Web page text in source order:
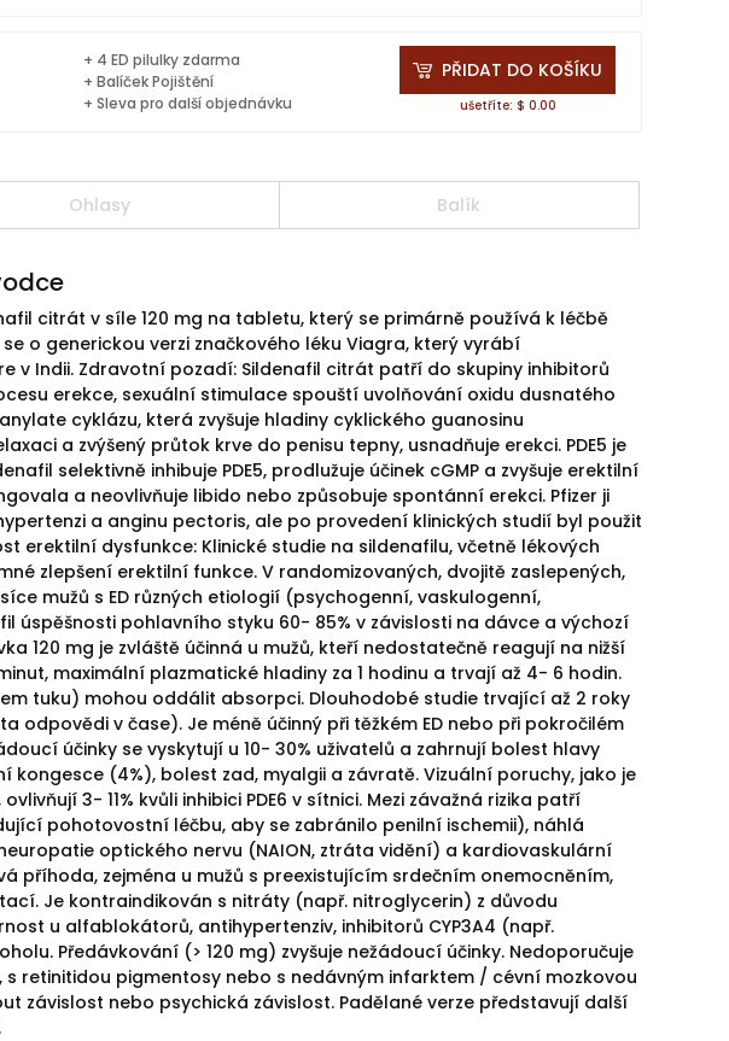
+ 4 ED pilulky zdarma
+ Balíček Pojištění
+ Sleva pro další objednávku
PŘIDAT DO KOŠÍKU
ušetříte: $ 0.00
Ohlasy Balík
citrát v síle 120 mg na tabletu, který se primárně používá k léčbě
o generickou verzi značkového léku Viagra, který vyrábí
v Indii. Zdravotní pozadí: Sildenafil citrát patří do skupiny inhibitorů
erekce, sexuální stimulace spouští uvolňování oxidu dusnatého
cyklázu, která zvyšuje hladiny cyklického guanosinu
a zvýšený průtok krve do penisu tepny, usnadňuje erekci. PDE5 je
selektivně inhibuje PDE5, prodlužuje účinek cGMP a zvyšuje erektilní
a neovlivňuje libido nebo způsobuje spontánní erekci. Pfizer ji
a anginu pectoris, ale po provedení klinických studií byl použit
erektilní dysfunkce: Klinické studie na sildenafilu, včetně lékových
zlepšení erektilní funkce. V randomizovaných, dvojitě zaslepených,
mužů s ED různých etiologií (psychogenní, vaskulogenní,
pohlavního styku 60- 85% v závislosti na dávce a výchozí
120 mg je zvláště účinná u mužů, kteří nedostatečně reagují na nižší
maximální plazmatické hladiny za 1 hodinu a trvají až 4- 6 hodin.
tuku) mohou oddálit absorpci. Dlouhodobé studie trvající až 2 roky
v čase). Je méně účinný při těžkém ED nebo při pokročilém
účinky se vyskytují u 10- 30% uživatelů a zahrnují bolest hlavy
kongesce (4%), bolest zad, myalgii a závratě. Vizuální poruchy, jako je
3- 11% kvůli inhibici PDE6 v sítnici. Mezi závažná rizika patří
pohotovostní léčbu, aby se zabránilo penilní ischemii), náhlá
optického nervu (NAION, ztráta vidění) a kardiovaskulární
příhoda, zejména u mužů s preexistujícím srdečním onemocněním,
Je kontraindikován s nitráty (např. nitroglycerin) z důvodu
u alfablokátorů, antihypertenziv, inhibitorů CYP3A4 (např.
Předávkování (> 120 mg) zvyšuje nežádoucí účinky. Nedoporučuje
retinitidou pigmentosy nebo s nedávným infarktem / cévní mozkovou
závislost nebo psychická závislost. Padělané verze představují další